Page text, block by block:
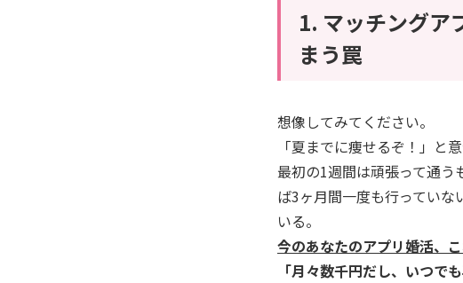
1. マッチングア
まう罠
想像してみてください。
「夏までに痩せるぞ！」と
最初の1週間は頑張って通う
ば3ヶ月間一度も行ってい
いる。
今のあなたのアプリ婚活、
「月々数千円だし、いつで